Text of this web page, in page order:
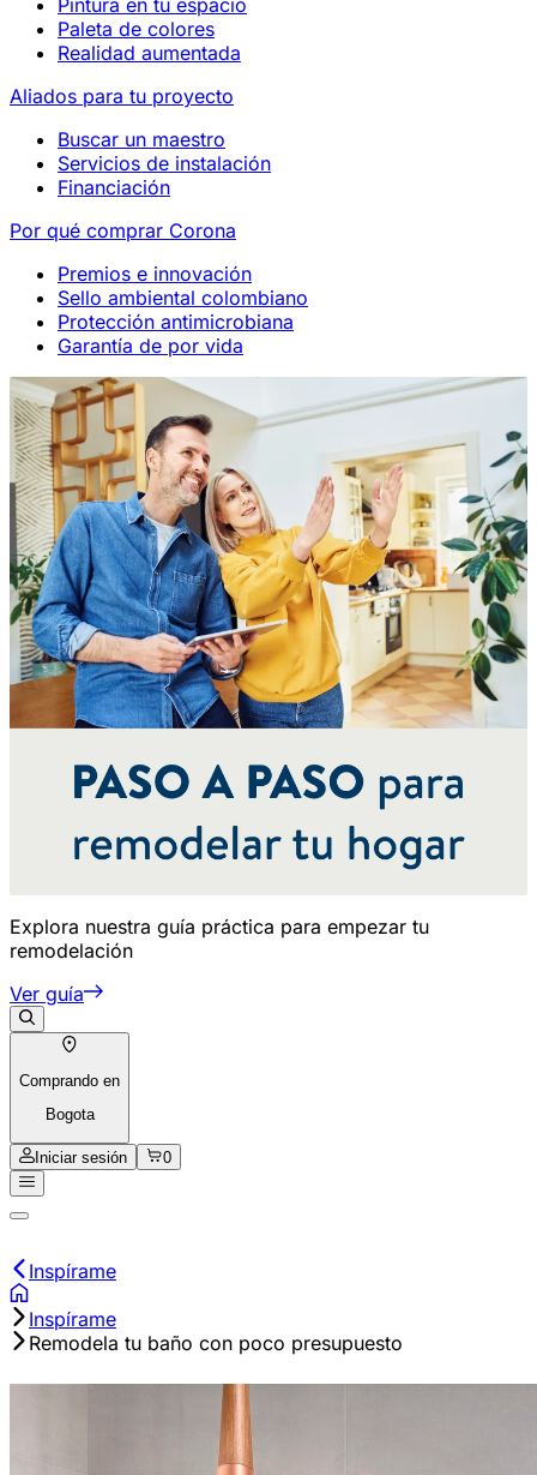
Pintura en tu espacio
Paleta de colores
Realidad aumentada
Aliados para tu proyecto
Buscar un maestro
Servicios de instalación
Financiación
Por qué comprar Corona
Premios e innovación
Sello ambiental colombiano
Protección antimicrobiana
Garantía de por vida
Explora nuestra guía práctica para empezar tu
remodelación
Ver guía
Comprando en
Bogota
Iniciar sesión 0
Inspírame
Inspírame
Remodela tu baño con poco presupuesto